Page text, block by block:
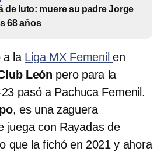
de luto: muere su padre Jorge
68 años
a la Liga MX Femenilen
León pero para la
pasó a Pachuca Femenil.
, es una zaguera
juega con Rayadas de
que la fichó en 2021 y ahora